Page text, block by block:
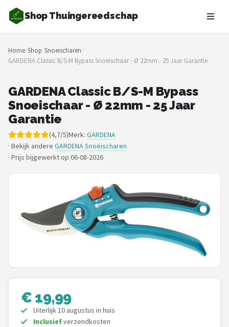
Shop Thuingereedschap
Zoeken
NAVIGATIE
Merken
Blog
Borderplanten
Grasmaaiers
Hogedrukreinigers
Grastrimmers
To the South
Home/Shop/Snoeischaren/
GARDENA Classic B/S-M Bypass Snoeischaar - Ø 22mm - 25 Jaar Garantie
GARDENA Classic B/S-M Bypass
Snoeischaar - Ø 22mm - 25 Jaar
Garantie
(4,7/5)Merk: GARDENA
· Bekijk andere GARDENA Snoeischaren
· Prijs bijgewerkt op 06-08-2026
€ 19,99
Uiterlijk 10 augustus in huis
Inclusiefverzendkosten